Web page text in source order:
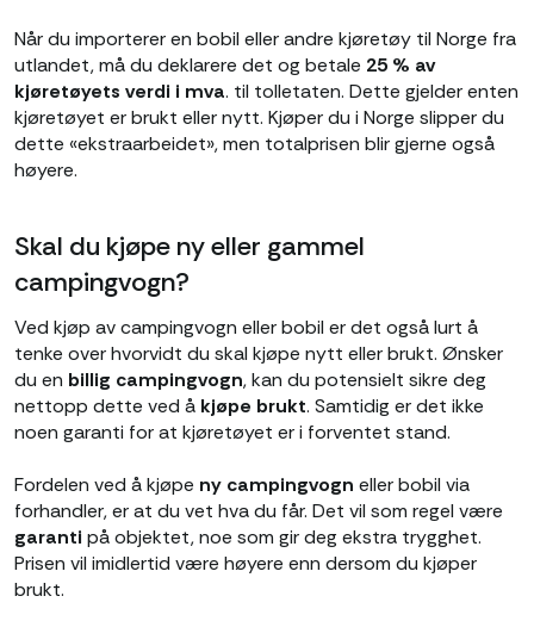
Når du importerer en bobil eller andre kjøretøy til Norge fra
utlandet, må du deklarere det og betale 25 % av
kjøretøyets verdi i mva. til tolletaten. Dette gjelder enten
kjøretøyet er brukt eller nytt. Kjøper du i Norge slipper du
dette «ekstraarbeidet», men totalprisen blir gjerne også
høyere.
Skal du kjøpe ny eller gammel
campingvogn?
Ved kjøp av campingvogn eller bobil er det også lurt å
tenke over hvorvidt du skal kjøpe nytt eller brukt. Ønsker
du en billig campingvogn, kan du potensielt sikre deg
nettopp dette ved å kjøpe brukt. Samtidig er det ikke
noen garanti for at kjøretøyet er i forventet stand.
Fordelen ved å kjøpe ny campingvogn eller bobil via
forhandler, er at du vet hva du får. Det vil som regel være
garanti på objektet, noe som gir deg ekstra trygghet.
Prisen vil imidlertid være høyere enn dersom du kjøper
brukt.